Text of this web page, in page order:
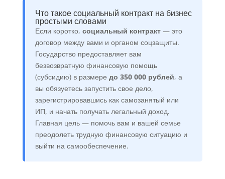
Что такое социальный контракт на бизнес
простыми словами
Если коротко, социальный контракт— это
договор между вами и органом соцзащиты.
Государство предоставляет вам
безвозвратную финансовую помощь
(субсидию) в размере до 350 000 рублей, а
вы обязуетесь запустить свое дело,
зарегистрировавшись как самозанятый или
ИП, и начать получать легальный доход.
Главная цель — помочь вам и вашей семье
преодолеть трудную финансовую ситуацию и
выйти на самообеспечение.